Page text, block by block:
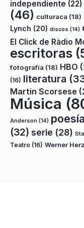
independiente (22)
(46) culturaca (18)
Lynch (20) discos (14)
El Click de Ràdio
escritoras
fotografía (18) HBO
(16) literatura
Martin Scorsese
Música
Anderson (14) poesía
(32) serie (28)
Teatro (16) Werner